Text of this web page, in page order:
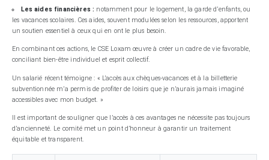
Les aides financières : notamment pour le logement, la garde d’enfants, ou
les vacances scolaires. Ces aides, souvent modulées selon les ressources, apportent
un soutien essentiel à ceux qui en ont le plus besoin.
En combinant ces actions, le CSE Loxam œuvre à créer un cadre de vie favorable,
conciliant bien-être individuel et esprit collectif.
Un salarié récent témoigne : « L’accès aux chèques-vacances et à la billetterie
subventionnée m’a permis de profiter de loisirs que je n’aurais jamais imaginé
accessibles avec mon budget. »
Il est important de souligner que l’accès à ces avantages ne nécessite pas toujours
d’ancienneté. Le comité met un point d’honneur à garantir un traitement
équitable et transparent.